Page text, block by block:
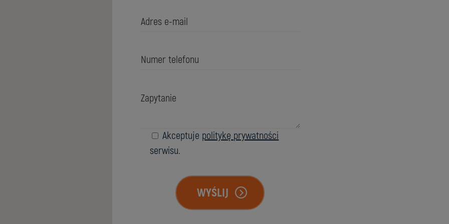
Akceptuje politykę prywatności
serwisu.
WYŚLIJ